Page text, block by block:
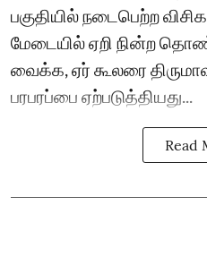
பகுதியில் நடைபெற்ற
மேடையில் ஏறி நின்ற
வைக்க, ஏர் கூலரை
பரபரப்பை ஏற்படுத்தியது...
Read